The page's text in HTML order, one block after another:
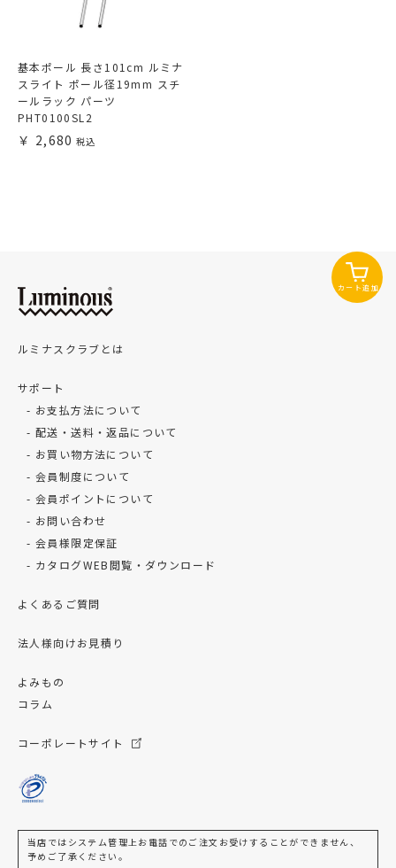
基本ポール 長さ101cm ルミナ
スライト ポール径19mm スチ
ールラック パーツ
PHT0100SL2
2,680
カート追加
ルミナスクラブとは
サポート
お支払方法について
配送・送料・返品について
お買い物方法について
会員制度について
会員ポイントについて
お問い合わせ
会員様限定保証
カタログWEB閲覧・ダウンロード
よくあるご質問
法人様向けお見積り
よみもの
コラム
コーポレートサイト
当店ではシステム管理上お電話でのご注文お受けすることができません、
予めご了承ください。